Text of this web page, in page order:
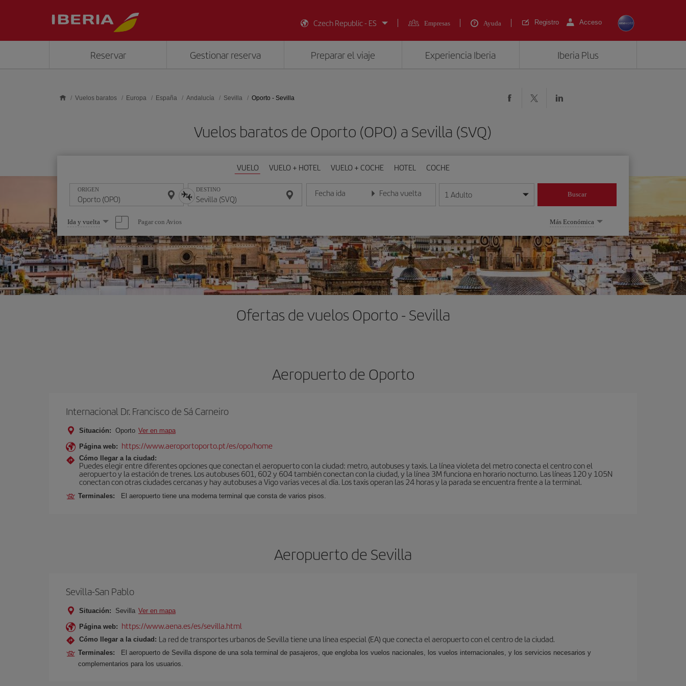
Czech Republic - ES
Empresas Ayuda Registro Acceso
Reservar Gestionar reserva Preparar el viaje Experiencia Iberia Iberia Plus
Vuelos baratos Europa España Andalucía Sevilla Oporto - Sevilla
Vuelos baratos de Oporto (OPO) a Sevilla (SVQ)
VUELO VUELO + HOTEL VUELO + COCHE HOTEL COCHE
ORIGEN DESTINO Fecha ida
Introduce la fecha en formato día/mes/año
Fecha vuelta
Introduce la fecha en formato día/mes/año
1 Adulto Buscar
Seleccione
una
opción
Ida y vuelta Pagar con Avios Más Económica
Ofertas de vuelos Oporto - Sevilla
Aeropuerto de Oporto
Internacional Dr. Francisco de Sá Carneiro
Situación: Oporto Ver en mapa
Página web: https://www.aeroportoporto.pt/es/opo/home
Cómo llegar a la ciudad:
Puedes elegir entre diferentes opciones que conectan el aeropuerto con la ciudad: metro, autobuses y taxis. La línea violeta del metro conecta el centro con el
aeropuerto y la estación de trenes. Los autobuses 601, 602 y 604 también conectan con la ciudad, y la línea 3M funciona en horario nocturno. Las líneas 120 y 105N
conectan con otras ciudades cercanas y hay autobuses a Vigo varias veces al día. Los taxis operan las 24 horas y la parada se encuentra frente a la terminal.
Terminales: El aeropuerto tiene una moderna terminal que consta de varios pisos.
Aeropuerto de Sevilla
Sevilla-San Pablo
Situación: Sevilla Ver en mapa
Página web: https://www.aena.es/es/sevilla.html
Cómo llegar a la ciudad: La red de transportes urbanos de Sevilla tiene una línea especial (EA) que conecta el aeropuerto con el centro de la ciudad.
Terminales:
El aeropuerto de Sevilla dispone de una sola terminal de pasajeros, que engloba los vuelos nacionales, los vuelos internacionales, y los servicios necesarios y
complementarios para los usuarios.